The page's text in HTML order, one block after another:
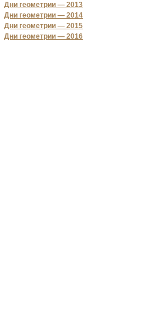
Дни геометрии — 2013
Дни геометрии — 2014
Дни геометрии — 2015
Дни геометрии — 2016